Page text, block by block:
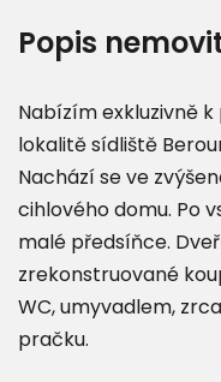
Popis
Nabízím exkluzivně
lokalitě sídliště
Nachází se ve
cihlového domu. Po
malé předsíňce.
zrekonstruované
WC, umyvadlem,
pračku.